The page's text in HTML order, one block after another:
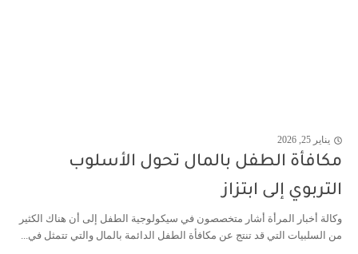
يناير 25, 2026
مكافأة الطفل بالمال تحول الأسلوب
التربوي إلى ابتزاز
وكالة أخبار المرأة أشار متخصصون في سيكولوجية الطفل إلى أن هناك الكثير
من السلبيات التي قد تنتج عن مكافأة الطفل الدائمة بالمال والتي تتمثل في...